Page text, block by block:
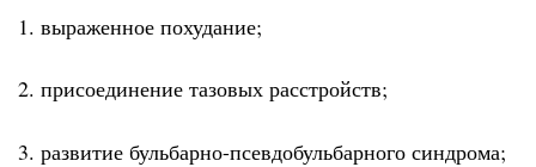
1. выраженное похудание;
2. присоединение тазовых расстройств;
3. развитие бульбарно-псевдобульбарного синдрома;